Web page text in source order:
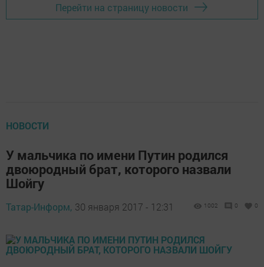
Перейти на страницу новости
НОВОСТИ
У мальчика по имени Путин родился
двоюродный брат, которого назвали
Шойгу
Татар-Информ, 30 января 2017 - 12:31 1002 0 0